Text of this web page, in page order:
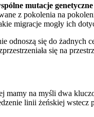
mutacje genetyczne
z pokolenia na
migracje mogły ich
odnoszą się do żadnych
się na
mamy na myśli dwa
linii żeńskiej